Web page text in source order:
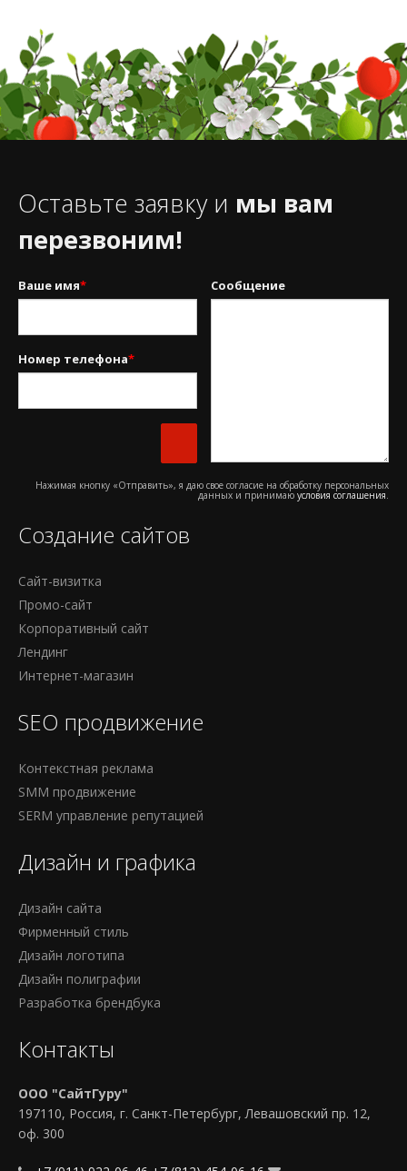
Оставьте заявку и мы вам
перезвоним!
Ваше имя*
Номер телефона*
Сообщение
Нажимая кнопку «Отправить», я даю свое согласие на обработку персональных
данных и принимаю условия соглашения
Создание сайтов
Сайт-визитка
Промо-сайт
Корпоративный сайт
Лендинг
Интернет-магазин
SEO продвижение
Контекстная реклама
SMM продвижение
SERM управление репутацией
Дизайн и графика
Дизайн сайта
Фирменный стиль
Дизайн логотипа
Дизайн полиграфии
Разработка брендбука
Контакты
ООО "СайтГуру"
197110, Россия, г. Санкт-Петербург, Левашовский пр. 12,
оф. 300